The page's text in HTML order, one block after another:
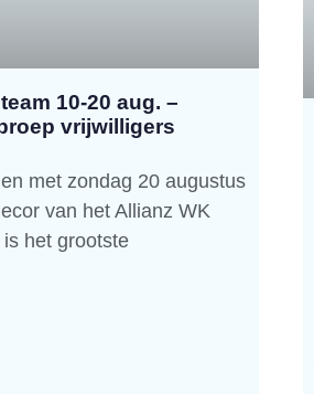
10-20 aug. –
vrijwilligers
met zondag 20 augustus
van het Allianz WK
het grootste